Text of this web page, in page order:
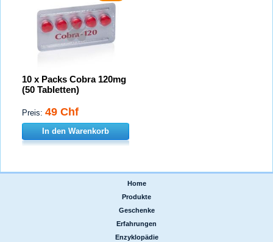
10 x Packs Cobra 120mg
(50 Tabletten)
Preis: 49 Chf
In den Warenkorb
Home
Produkte
Geschenke
Erfahrungen
Enzyklopädie